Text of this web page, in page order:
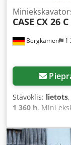
Bergkamen 1
CASE CX 26
Stāvoklis: lietots
1 360 h, Mini
2019,
* Kondicionieris,
lāpsta, * Ātrā